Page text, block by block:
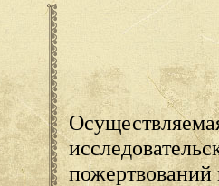
пожертвований